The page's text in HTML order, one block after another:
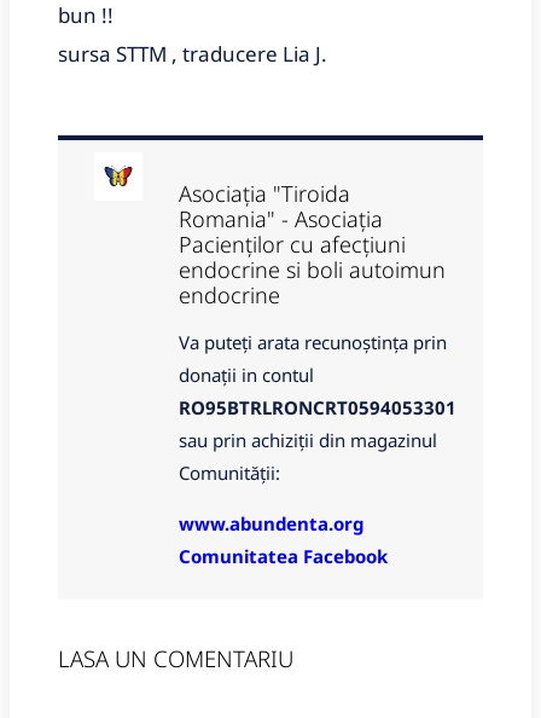
bun !!
sursa STTM , traducere Lia J.
Asociația "Tiroida
Romania" - Asociația
Pacienților cu afecțiuni
endocrine si boli autoimun
endocrine
Va puteți arata recunoștința prin
donații in contul
RO95BTRLRONCRT0594053301
sau prin achiziții din magazinul
Comunității:
www.abundenta.org
Comunitatea Facebook
LASA UN COMENTARIU